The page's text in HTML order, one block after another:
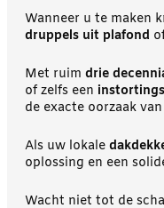
Wanneer u te maken
druppels uit plafond
Met ruim drie
of zelfs een
de exacte oorzaak
Als uw lokale
oplossing en een
Wacht niet tot de